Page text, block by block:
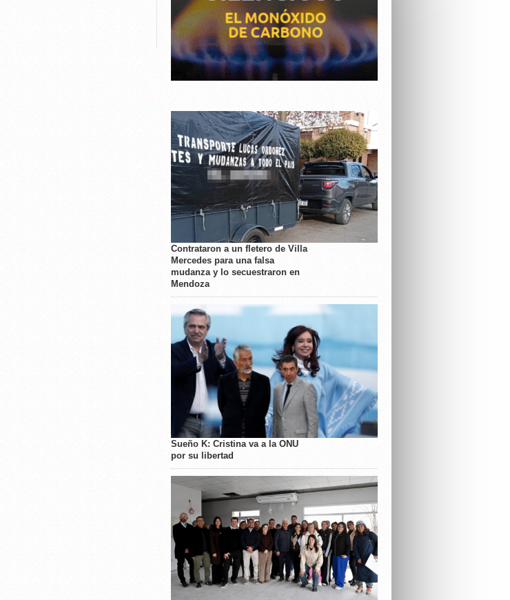
Contrataron a un fletero de Villa
Mercedes para una falsa
mudanza y lo secuestraron en
Mendoza
Sueño K: Cristina va a la ONU
por su libertad